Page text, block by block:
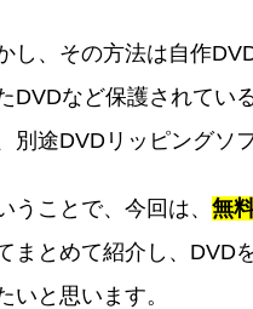
し、その方法は自作
DVDなど保護されてい
別途DVDリッピングソ
うことで、今回は、 無
まとめて紹介し、DVD
いと思います。